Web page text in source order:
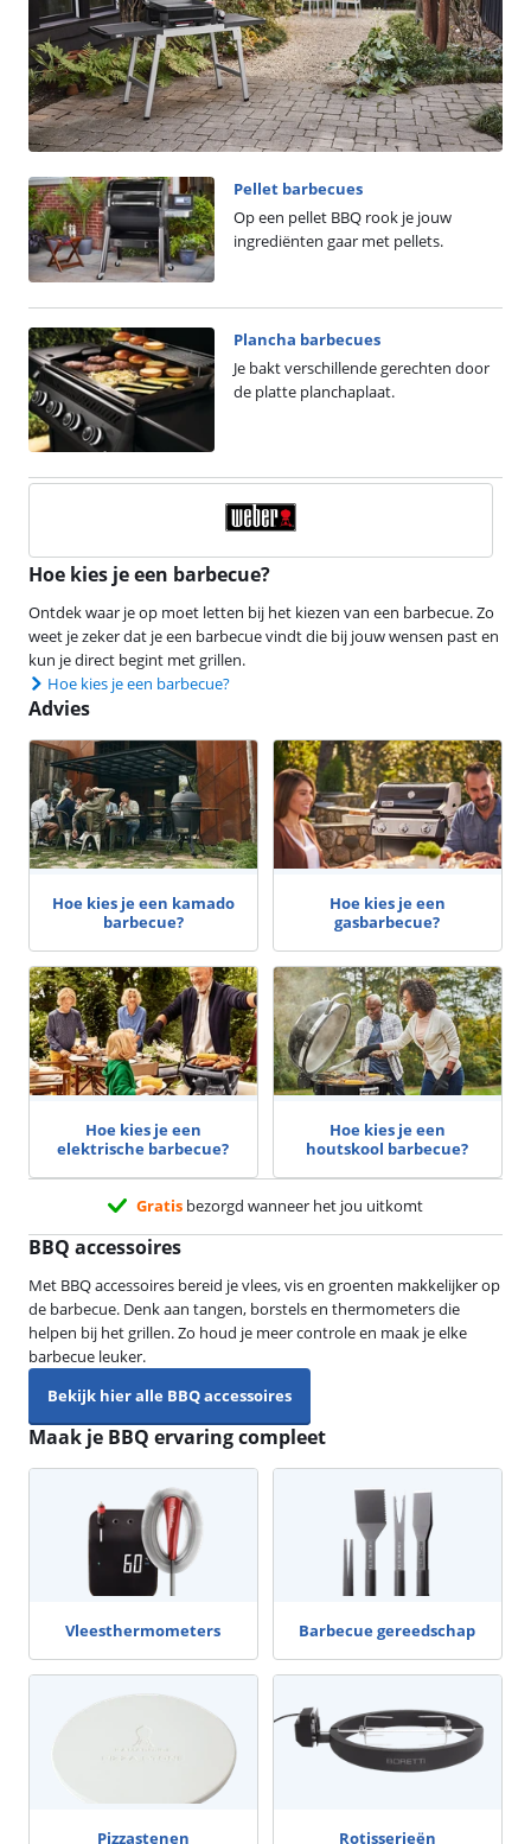
Pellet barbecues
Op een pellet BBQ rook je jouw
ingrediënten gaar met pellets.
Plancha barbecues
Je bakt verschillende gerechten door
de platte planchaplaat.
Hoe kies je een barbecue?
Ontdek waar je op moet letten bij het kiezen van een barbecue. Zo
weet je zeker dat je een barbecue vindt die bij jouw wensen past en
kun je direct begint met grillen.
Hoe kies je een barbecue?
Advies
Hoe kies je een kamado
barbecue?
Hoe kies je een
gasbarbecue?
Hoe kies je een
elektrische barbecue?
Hoe kies je een
houtskool barbecue?
Gratis bezorgd wanneer het jou uitkomt
BBQ accessoires
Met BBQ accessoires bereid je vlees, vis en groenten makkelijker op
de barbecue. Denk aan tangen, borstels en thermometers die
helpen bij het grillen. Zo houd je meer controle en maak je elke
barbecue leuker.
Bekijk hier alle BBQ accessoires
Maak je BBQ ervaring compleet
Vleesthermometers Barbecue gereedschap
Pizzastenen Rotisserieën